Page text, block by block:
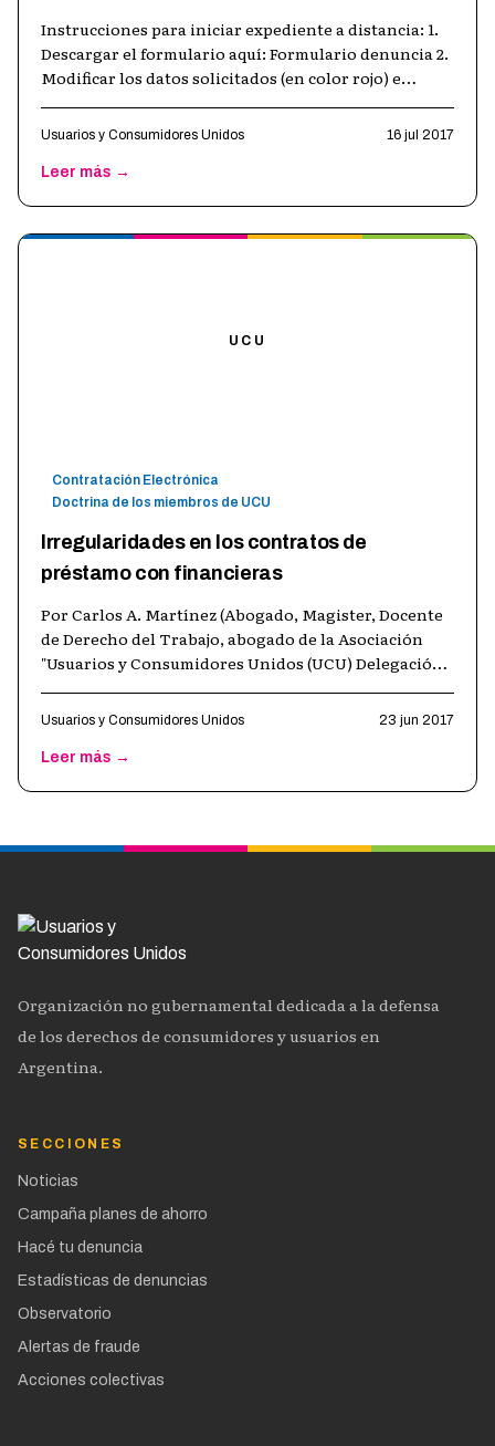
Instrucciones para iniciar expediente a distancia: 1.
Descargar el formulario aquí: Formulario denuncia 2.
Modificar los datos solicitados (en color rojo) e
Usuarios y Consumidores Unidos 16 jul 2017
Leer más →
UCU
Contratación Electrónica
Doctrina de los miembros de UCU
Irregularidades en los contratos de
préstamo con financieras
Por Carlos A. Martínez (Abogado, Magister, Docente
de Derecho del Trabajo, abogado de la Asociación
"Usuarios y Consumidores Unidos (UCU) Delegación
Usuarios y Consumidores Unidos 23 jun 2017
Leer más →
Organización no gubernamental dedicada a la defensa
de los derechos de consumidores y usuarios en
Argentina.
SECCIONES
Noticias
Campaña planes de ahorro
Hacé tu denuncia
Estadísticas de denuncias
Observatorio
Alertas de fraude
Acciones colectivas